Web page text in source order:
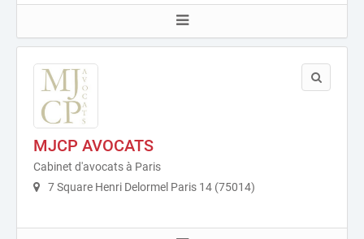
MJCP AVOCATS
Cabinet d'avocats à Paris
7 Square Henri Delormel Paris 14 (75014)